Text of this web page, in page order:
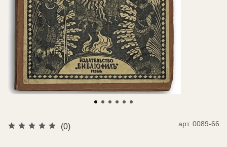
(0) арт. 0089-66